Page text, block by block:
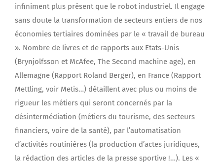
infiniment plus présent que le robot industriel. Il engage
sans doute la transformation de secteurs entiers de nos
économies tertiaires dominées par le « travail de bureau
». Nombre de livres et de rapports aux Etats-Unis
(Brynjolfsson et McAfee, The Second machine age), en
Allemagne (Rapport Roland Berger), en France (Rapport
Mettling, voir Metis…) détaillent avec plus ou moins de
rigueur les métiers qui seront concernés par la
désintermédiation (métiers du tourisme, des secteurs
financiers, voire de la santé), par l’automatisation
d’activités routinières (la production d’actes juridiques,
la rédaction des articles de la presse sportive !…). Les «